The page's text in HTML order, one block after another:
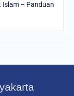
Islam – Panduan